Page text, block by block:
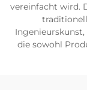
vereinfacht wird.
die sowohl